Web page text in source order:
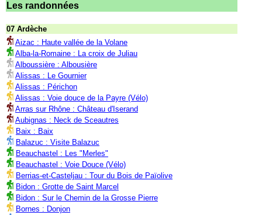
Les randonnées
07 Ardèche
Aizac : Haute vallée de la Volane
Alba-la-Romaine : La croix de Juliau
Alboussière : Albousière
Alissas : Le Gournier
Alissas : Périchon
Alissas : Voie douce de la Payre (Vélo)
Arras sur Rhône : Château d'Iserand
Aubignas : Neck de Sceautres
Baix : Baix
Balazuc : Visite Balazuc
Beauchastel : Les "Merles"
Beauchastel : Voie Douce (Vélo)
Berrias-et-Casteljau : Tour du Bois de Païolive
Bidon : Grotte de Saint Marcel
Bidon : Sur le Chemin de la Grosse Pierre
Bornes : Donjon